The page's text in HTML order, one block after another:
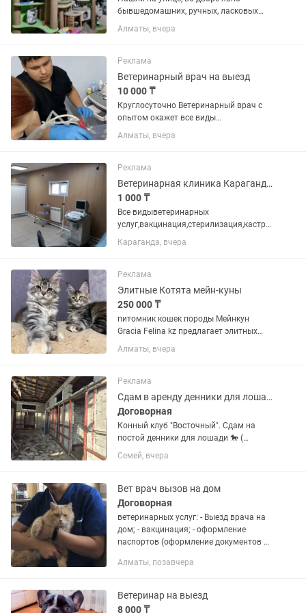
бывшедомашних, ручных, ласковых
котика или кошечку? Соседи
выкинули? Квартиранты съехали и
большим сердцем, хотели бы помочь
хвостикам...
Алматы, вчера
Реклама
Ветеринарный врач на выезд
10 000 ₸
Круглосуточно Ветеринарный врач с
опытом окажет все виды
ветеринарных услуг: - Выезд врача на
дом; - вакцинация; - оформление
выезд) ; - оперативная хирургия; -...
Алматы, вчера
Реклама
Ветеринарная клиника Караганды
1 000 ₸
Все видыветеринарных
услуг,вакцинация,стерилизация,кастра
ция,терапия и хирургия,онкохирургия.
Караганда, вчера
Реклама
Элитные Котята мейн-куны
250 000 ₸
питомник кошек породы Мейнкун
Gracia Felina kz предлагает элитных
котят, У нас вы можете выбрать
красивого крепкого малыша с
Котята переезжают в возрасте не
ранее трёх...
Алматы, вчера
Реклама
Сдам в аренду денники для лошади
Договорная
Конный клуб "Восточный". Сдам на
постой денники для лошади 🐎 (
содержание вашей лошади на
длительный период времени ) кормим ,
услуги , спец охр. агентство....
Семей, вчера
Вет врач вызов на дом
Договорная
ветеринарных услуг: - Выезд врача на
дом; - вакцинация; - оформление
паспортов (оформление документов на
интенсивная терапия; - лечение
Алматы, позавчера
Ветеринар на выезд
8 000 ₸